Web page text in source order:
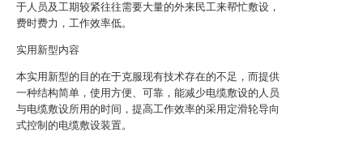
于人员及工期较紧往往需要大量的外来民工来帮忙敷设，
费时费力，工作效率低。
实用新型内容
本实用新型的目的在于克服现有技术存在的不足，而提供
一种结构简单，使用方便、可靠，能减少电缆敷设的人员
与电缆敷设所用的时间，提高工作效率的采用定滑轮导向
式控制的电缆敷设装置。